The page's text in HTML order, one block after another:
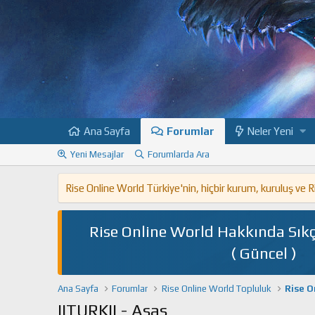
Ana Sayfa Forumlar Neler Yeni
Yeni Mesajlar Forumlarda Ara
Rise Online World Türkiye'nin, hiçbir kurum, kuruluş ve
Rise Online World Hakkında
( Güncel )
Ana Sayfa Forumlar Rise Online World Topluluk Rise
IITURKII - Asas